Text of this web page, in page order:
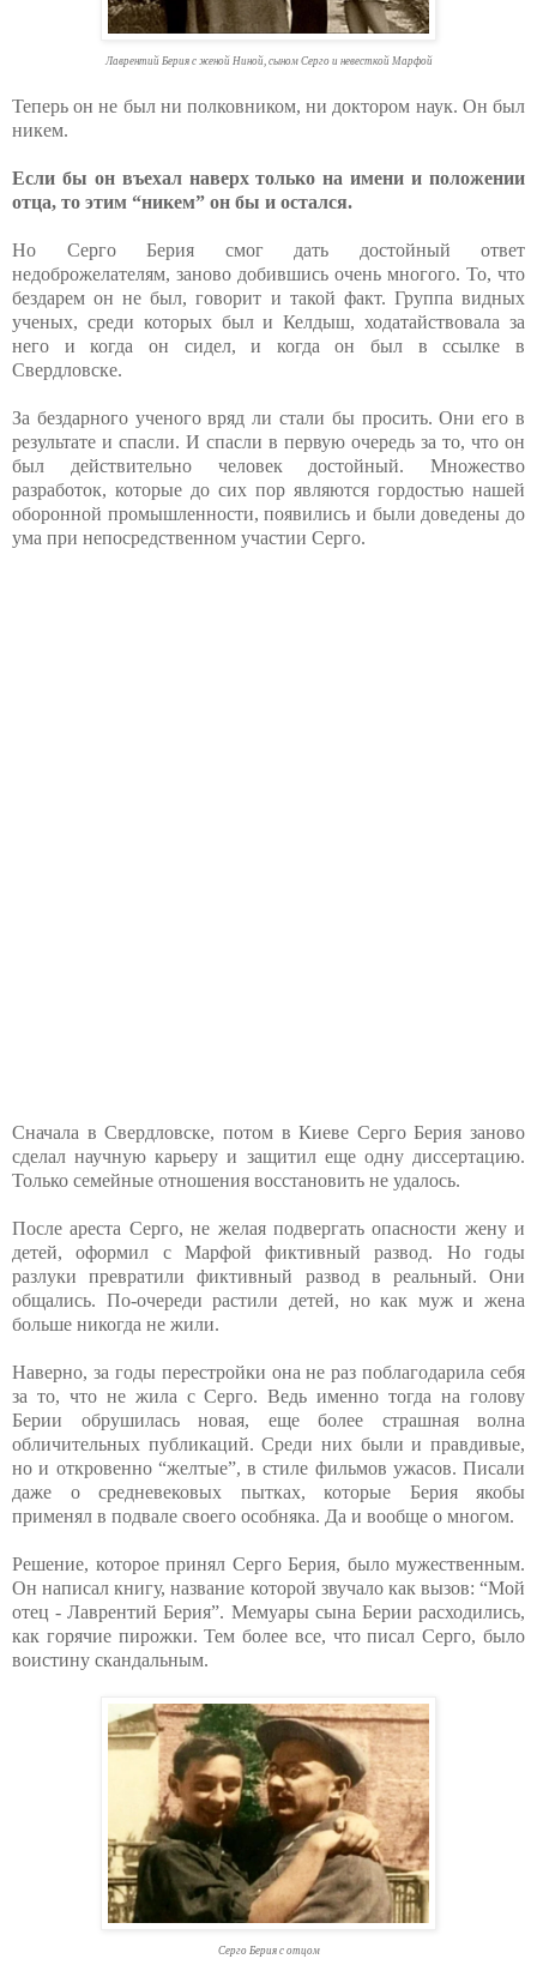
Лаврентий Берия с женой Ниной, сыном Серго и невесткой Марфой
Теперь он не был ни полковником, ни доктором наук. Он был
никем.
Если бы он въехал наверх только на имени и положении
отца, то этим “никем” он бы и остался.
Но Серго Берия смог дать достойный ответ
недоброжелателям, заново добившись очень многого. То, что
бездарем он не был, говорит и такой факт. Группа видных
ученых, среди которых был и Келдыш, ходатайствовала за
него и когда он сидел, и когда он был в ссылке в
Свердловске.
За бездарного ученого вряд ли стали бы просить. Они его в
результате и спасли. И спасли в первую очередь за то, что он
был действительно человек достойный. Множество
разработок, которые до сих пор являются гордостью нашей
оборонной промышленности, появились и были доведены до
ума при непосредственном участии Серго.
Сначала в Свердловске, потом в Киеве Серго Берия заново
сделал научную карьеру и защитил еще одну диссертацию.
Только семейные отношения восстановить не удалось.
После ареста Серго, не желая подвергать опасности жену и
детей, оформил с Марфой фиктивный развод. Но годы
разлуки превратили фиктивный развод в реальный. Они
общались. По-очереди растили детей, но как муж и жена
больше никогда не жили.
Наверно, за годы перестройки она не раз поблагодарила себя
за то, что не жила с Серго. Ведь именно тогда на голову
Берии обрушилась новая, еще более страшная волна
обличительных публикаций. Среди них были и правдивые,
но и откровенно “желтые”, в стиле фильмов ужасов. Писали
даже о средневековых пытках, которые Берия якобы
применял в подвале своего особняка. Да и вообще о многом.
Решение, которое принял Серго Берия, было мужественным.
Он написал книгу, название которой звучало как вызов: “Мой
отец - Лаврентий Берия”. Мемуары сына Берии расходились,
как горячие пирожки. Тем более все, что писал Серго, было
воистину скандальным.
Серго Берия с отцом